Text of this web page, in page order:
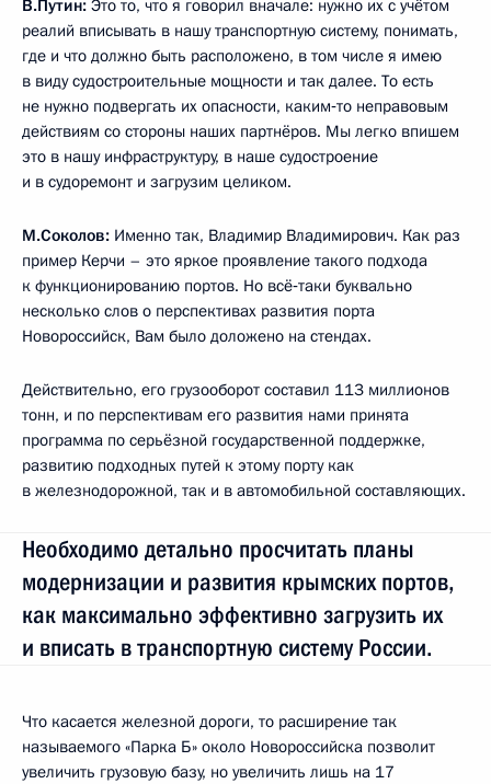
В.Путин: Это то, что я говорил вначале: нужно их с учётом
реалий вписывать в нашу транспортную систему, понимать,
где и что должно быть расположено, в том числе я имею
в виду судостроительные мощности и так далее. То есть
не нужно подвергать их опасности, каким‑то неправовым
действиям со стороны наших партнёров. Мы легко впишем
это в нашу инфраструктуру, в наше судостроение
и в судоремонт и загрузим целиком.
М.Соколов: Именно так, Владимир Владимирович. Как раз
пример Керчи – это яркое проявление такого подхода
к функционированию портов. Но всё‑таки буквально
несколько слов о перспективах развития порта
Новороссийск, Вам было доложено на стендах.
Действительно, его грузооборот составил 113 миллионов
тонн, и по перспективам его развития нами принята
программа по серьёзной государственной поддержке,
развитию подходных путей к этому порту как
в железнодорожной, так и в автомобильной составляющих.
Необходимо детально просчитать планы
модернизации и развития крымских портов,
как максимально эффективно загрузить их
и вписать в транспортную систему России.
Что касается железной дороги, то расширение так
называемого «Парка Б» около Новороссийска позволит
увеличить грузовую базу, но увеличить лишь на 17